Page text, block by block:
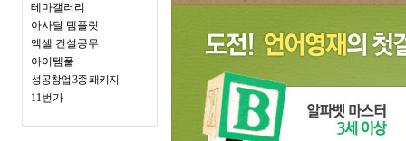
테마갤러리
아사달 템플릿
엑셀 건설공무
아이템풀
성공창업 3종 패키지
11번가